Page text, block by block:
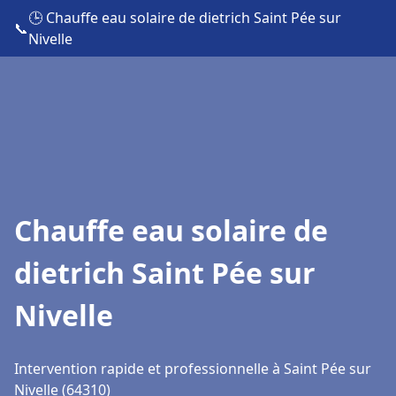
📞
🕒 Chauffe eau solaire de dietrich Saint Pée sur
Nivelle
Chauffe eau solaire de
dietrich Saint Pée sur
Nivelle
Intervention rapide et professionnelle à Saint Pée sur
Nivelle (64310)